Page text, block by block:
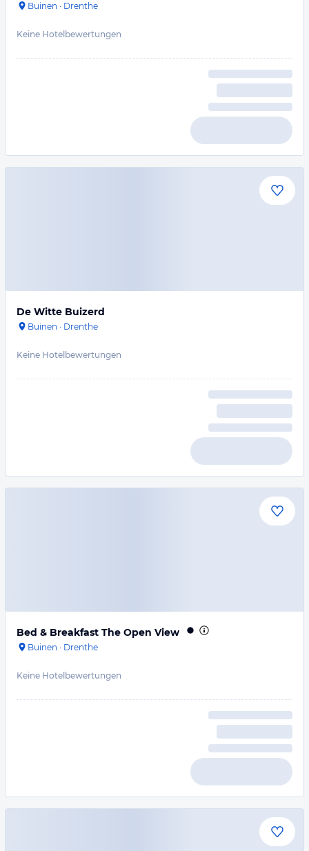
Buinen · Drenthe
Keine Hotelbewertungen
De Witte Buizerd
Buinen · Drenthe
Keine Hotelbewertungen
Bed & Breakfast The Open View
Buinen · Drenthe
Keine Hotelbewertungen